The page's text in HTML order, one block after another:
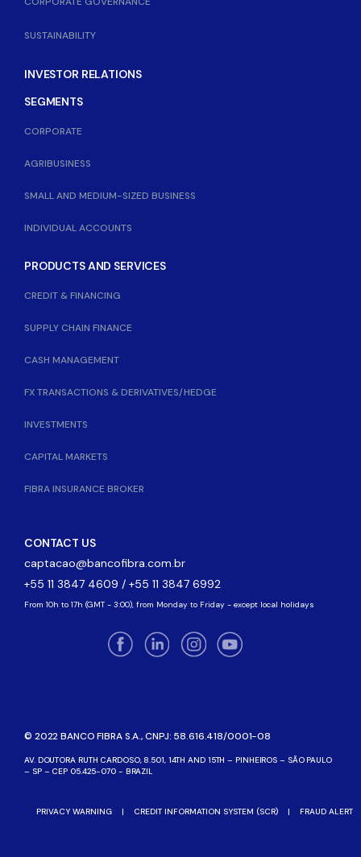
SUSTAINABILITY
INVESTOR RELATIONS
SEGMENTS
CORPORATE
AGRIBUSINESS
SMALL AND MEDIUM-SIZED BUSINESS
INDIVIDUAL ACCOUNTS
PRODUCTS AND SERVICES
CREDIT & FINANCING
SUPPLY CHAIN FINANCE
CASH MANAGEMENT
FX TRANSACTIONS & DERIVATIVES/HEDGE
INVESTMENTS
CAPITAL MARKETS
FIBRA INSURANCE BROKER
CONTACT US
captacao@bancofibra.com.br
+55 11 3847 4609 / +55 11 3847 6992
From 10h to 17h (GMT - 3:00), from Monday to Friday - except local holidays
© 2022 BANCO FIBRA S.A., CNPJ: 58.616.418/0001-08
AV. DOUTORA RUTH CARDOSO, 8.501, 14TH AND 15TH – PINHEIROS – SÃO PAULO
– SP – CEP 05.425-070 - BRAZIL
PRIVACY WARNING | CREDIT INFORMATION SYSTEM (SCR) | FRAUD ALERT